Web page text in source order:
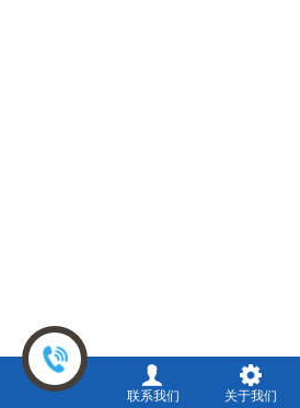
联系我们 关于我们